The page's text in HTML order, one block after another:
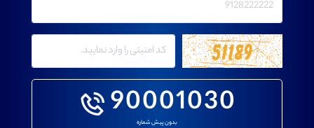
90001030
بدون پیش شماره